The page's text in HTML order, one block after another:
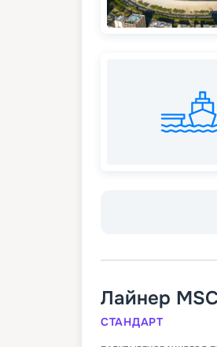
Лайнер
СТАНДАРТ